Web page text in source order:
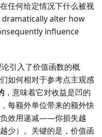
任何给定情况下什么被视
dramatically alter how
influence
论引入了价值函数的概
如何相对于参考点主观感
，意味着它对收益是凹的
每额外单位带来的额外快
负效用递减——你损失越
少）。关键的是，价值函